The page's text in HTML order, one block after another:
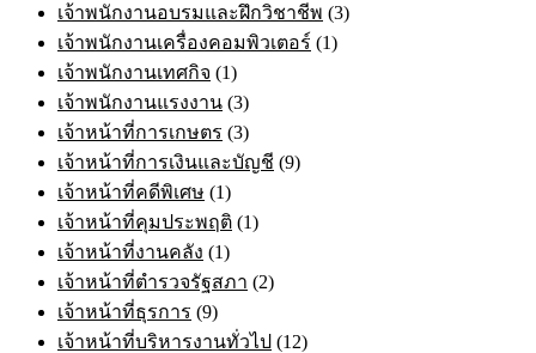
เจ้าพนักงานอบรมและฝึกวิชาชีพ (3)
เจ้าพนักงานเครื่องคอมพิวเตอร์ (1)
เจ้าพนักงานเทศกิจ (1)
เจ้าพนักงานแรงงาน (3)
เจ้าหน้าที่การเกษตร (3)
เจ้าหน้าที่การเงินและบัญชี (9)
เจ้าหน้าที่คดีพิเศษ (1)
เจ้าหน้าที่คุมประพฤติ (1)
เจ้าหน้าที่งานคลัง (1)
เจ้าหน้าที่ตำรวจรัฐสภา (2)
เจ้าหน้าที่ธุรการ (9)
เจ้าหน้าที่บริหารงานทั่วไป (12)